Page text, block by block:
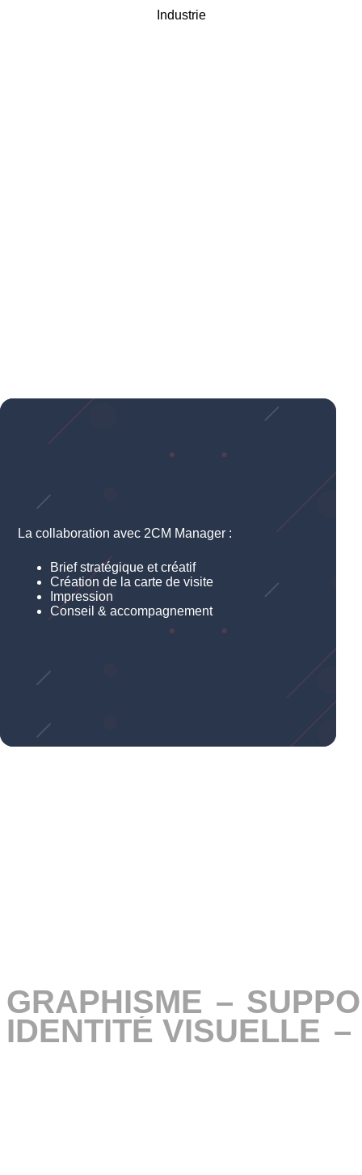
Industrie
La collaboration avec 2CM Manager :
Brief stratégique et créatif
Création de la carte de visite
Impression
Conseil & accompagnement
GRAPHISME –
GRAPHISME –
IDENTITÉ VISUELLE –
IDENTITÉ VISUELLE –